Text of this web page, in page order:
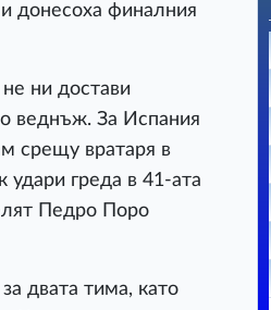
донесоха финалния
ни достави
веднъж. За Испания
срещу вратаря в
удари греда в 41-ата
Педро Поро
двата тима, като